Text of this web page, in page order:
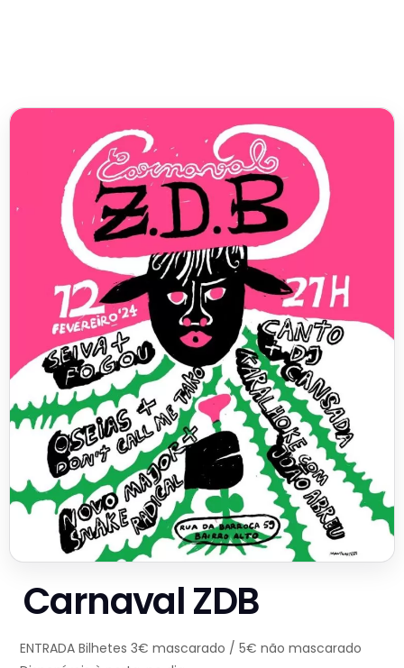
Carnaval ZDB
ENTRADA Bilhetes 3€ mascarado / 5€ não mascarado